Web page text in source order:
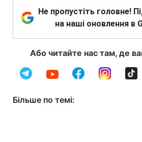
Не пропустіть головне!
на наші оновлення в
Або читайте нас там, де
Більше по темі: